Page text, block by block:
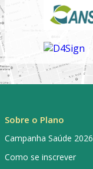
Sobre o Plano
Campanha Saúde 2026
Como se inscrever